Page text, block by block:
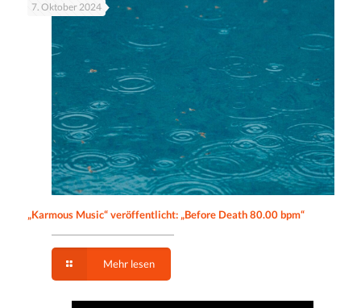
7. Oktober 2024
„Karmous Music“ veröffentlicht: „Before Death 80.00 bpm“
Mehr lesen